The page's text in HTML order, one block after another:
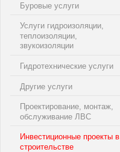
Буровые услуги
Услуги гидроизоляции,
теплоизоляции,
звукоизоляции
Гидротехнические услуги
Другие услуги
Проектирование, монтаж,
обслуживание ЛВС
Инвестиционные проекты в
строительстве